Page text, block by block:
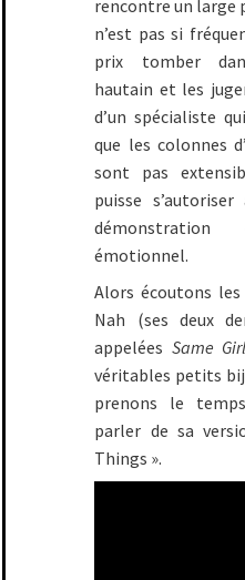
rencontre un large
n’est pas si
prix tomber
hautain et les
d’un spécialiste
que les colonnes
sont pas
puisse
émotionnel.
Alors écoutons les
Nah (ses deux
appelées Same Girl
véritables petits
prenons le
parler de sa
Things ».